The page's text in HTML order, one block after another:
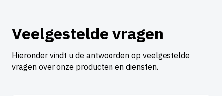
Veelgestelde vragen
Hieronder vindt u de antwoorden op veelgestelde
vragen over onze producten en diensten.